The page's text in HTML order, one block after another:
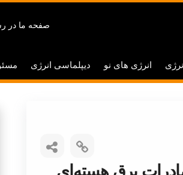
صفحه ما در
انرژی های نو دیپلماسی انرژی
برق هسته‌ای